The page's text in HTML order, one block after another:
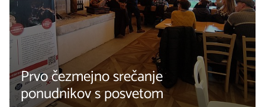
Prvo čezmejno srečanje
ponudnikov s posvetom